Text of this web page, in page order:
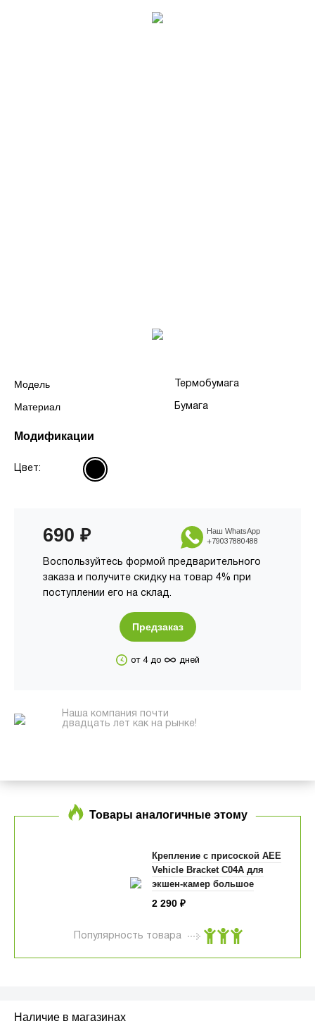
Модель Термобумага
Материал Бумага
Модификации
Цвет:
690 ₽
Воспользуйтесь формой предварительного
заказа и получите скидку на товар 4% при
поступлении его на склад.
Наш WhatsApp
+79037880488
Предзаказ
от 4 до ∞ дней
Наша компания почти
двадцать лет как на рынке!
Товары аналогичные этому
Крепление с присоской AEE
Vehicle Bracket С04А для
экшен-камер большое
2 290 ₽
Популярность товара
Наличие в магазинах